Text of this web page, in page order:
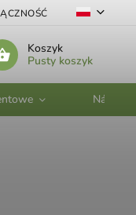
Koszyk
Pusty koszyk
Nádobí